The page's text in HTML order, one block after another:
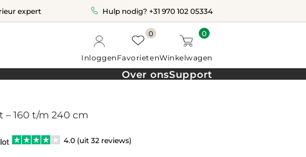
expert Hulp nodig? +31 970 102 05334
Inloggen
0
Favorieten
0
Winkelwagen
Over onsSupport
160 t/m 240 cm
4.0 (uit 32 reviews)